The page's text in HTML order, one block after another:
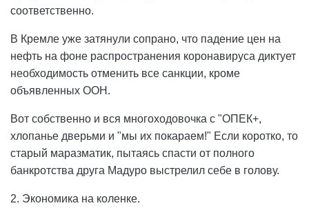
соответственно.
В Кремле уже затянули сопрано, что падение цен на
нефть на фоне распространения коронавируса диктует
необходимость отменить все санкции, кроме
объявленных ООН.
Вот собственно и вся многоходовочка с "ОПЕК+,
хлопанье дверьми и "мы их покараем!" Если коротко, то
старый маразматик, пытаясь спасти от полного
банкротства друга Мадуро выстрелил себе в голову.
2. Экономика на коленке.